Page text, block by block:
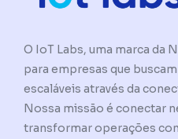
O IoT Labs, uma marca da
para empresas que
escaláveis através da
Nossa missão é conectar
transformar operações